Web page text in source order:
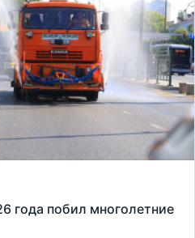
года побил многолетние